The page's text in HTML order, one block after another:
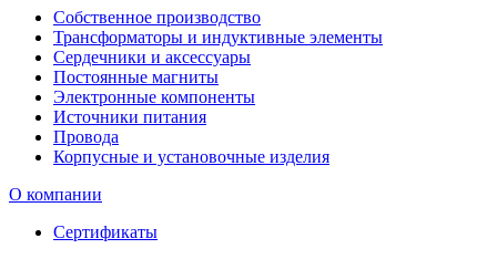
Собственное производство
Трансформаторы и индуктивные элементы
Сердечники и аксессуары
Постоянные магниты
Электронные компоненты
Источники питания
Провода
Корпусные и установочные изделия
О компании
Сертификаты